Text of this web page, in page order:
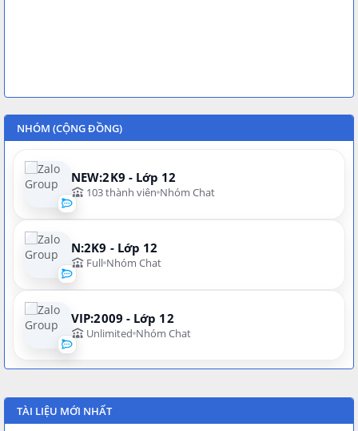
NHÓM (CỘNG ĐỒNG)
NEW:2K9 - Lớp 12
103 thành viên Nhóm Chat
N:2K9 - Lớp 12
Full Nhóm Chat
VIP:2009 - Lớp 12
Unlimited Nhóm Chat
TÀI LIỆU MỚI NHẤT